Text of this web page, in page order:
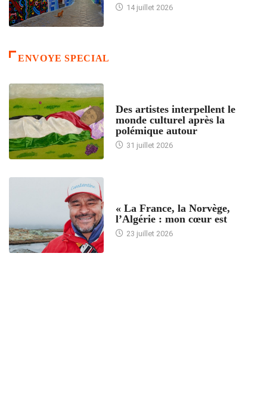
14 juillet 2026
ENVOYE SPECIAL
Des artistes interpellent le
monde culturel après la
polémique autour
31 juillet 2026
« La France, la Norvège,
l’Algérie : mon cœur est
23 juillet 2026